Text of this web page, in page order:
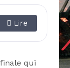
Lire
qui